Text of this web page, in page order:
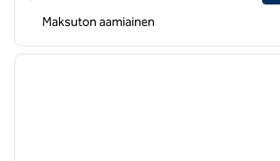
Maksuton aamiainen
1/12